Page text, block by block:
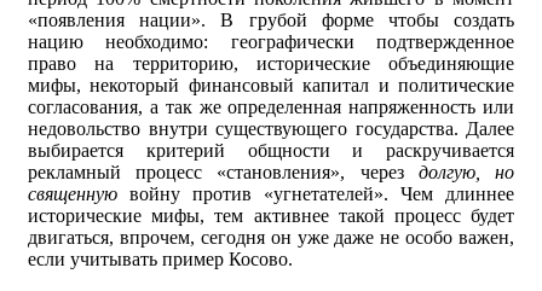
«появления нации». В грубой форме чтобы создать
нацию необходимо: географически подтвержденное
право на территорию, исторические объединяющие
мифы, некоторый финансовый капитал и политические
согласования, а так же определенная напряженность или
недовольство внутри существующего государства. Далее
выбирается критерий общности и раскручивается
рекламный процесс «становления», через долгую, но
священную войну против «угнетателей». Чем длиннее
исторические мифы, тем активнее такой процесс будет
двигаться, впрочем, сегодня он уже даже не особо важен,
если учитывать пример Косово.